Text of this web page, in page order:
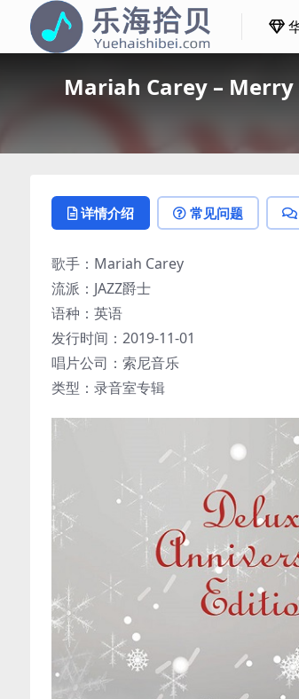
Mariah Carey –
详情介绍 常见问题
歌手：Mariah Carey
流派：JAZZ爵士
语种：英语
发行时间：2019-11-01
唱片公司：索尼音乐
类型：录音室专辑